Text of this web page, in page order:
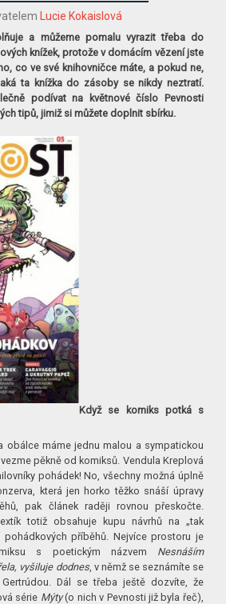
Lucie Kokaislová
a můžeme pomalu vyrazit třeba do
knížek, protože v domácím vězení jste
co ve své knihovničce máte, a pokud ne,
ta knížka do zásoby se nikdy neztratí.
podívat na květnové číslo Pevnosti
tipů, jimiž si můžete doplnit sbírku.
Když se komiks potká s
obálce máme jednu malou a sympatickou
pěkně od komiksů. Vendula Kreplová
pohádek! No, všechny možná úplně
která jen horko těžko snáší úpravy
pak článek raději rovnou přeskočte.
totiž obsahuje kupu návrhů na „tak
pohádkových příběhů. Nejvíce prostoru je
s poetickým názvem Nesnáším
vyšiluje dodnes, v němž se seznámíte se
Dál se třeba ještě dozvíte, že
série Mýty(o nich v Pevnosti již byla řeč),